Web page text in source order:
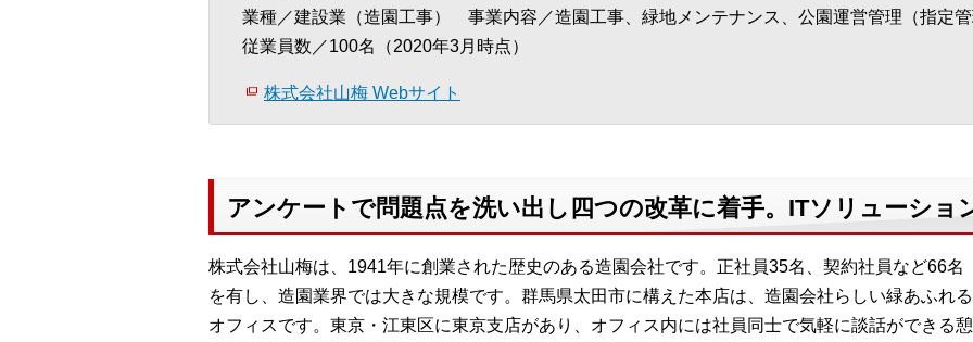
業種／建設業（造園工事） 事業内容／造園工事、緑地メンテナンス、公園運営管理（指定
従業員数／100名（2020年3月時点）
株式会社山梅 Webサイト
アンケートで問題点を洗い出し四つの改革に着手。ITソリューショ
株式会社山梅は、1941年に創業された歴史のある造園会社です。正社員35名、契約社員など66名
を有し、造園業界では大きな規模です。群馬県太田市に構えた本店は、造園会社らしい緑あふれる
オフィスです。東京・江東区に東京支店があり、オフィス内には社員同士で気軽に談話ができる憩